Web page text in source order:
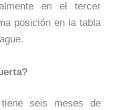
en el tercer
posición en la tabla
seis meses de